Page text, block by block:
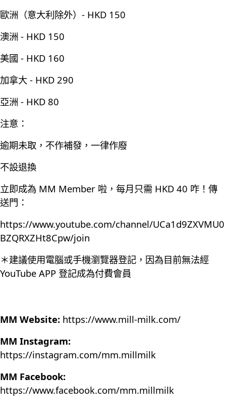
歐洲（意大利除外）- HKD 150
澳洲 - HKD 150
美國 - HKD 160
加拿大 - HKD 290
亞洲 - HKD 80
注意：
逾期未取，不作補發，一律作廢
不設退換
立即成為 MM Member 啦，每月只需 HKD 40 咋！傳
送門：
https://www.youtube.com/channel/UCa1d9ZXVMU0
BZQRXZHt8Cpw/join
＊建議使用電腦或手機瀏覽器登記，因為目前無法經
YouTube APP 登記成為付費會員
MM Website: https://www.mill-milk.com/
MM Instagram:
https://instagram.com/mm.millmilk
MM Facebook:
https://www.facebook.com/mm.millmilk